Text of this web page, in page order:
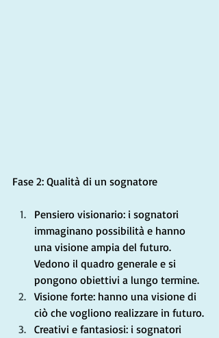
Fase 2: Qualità di un sognatore
Pensiero visionario: i sognatori
immaginano possibilità e hanno
una visione ampia del futuro.
Vedono il quadro generale e si
pongono obiettivi a lungo termine.
Visione forte: hanno una visione di
ciò che vogliono realizzare in futuro.
Creativi e fantasiosi: i sognatori